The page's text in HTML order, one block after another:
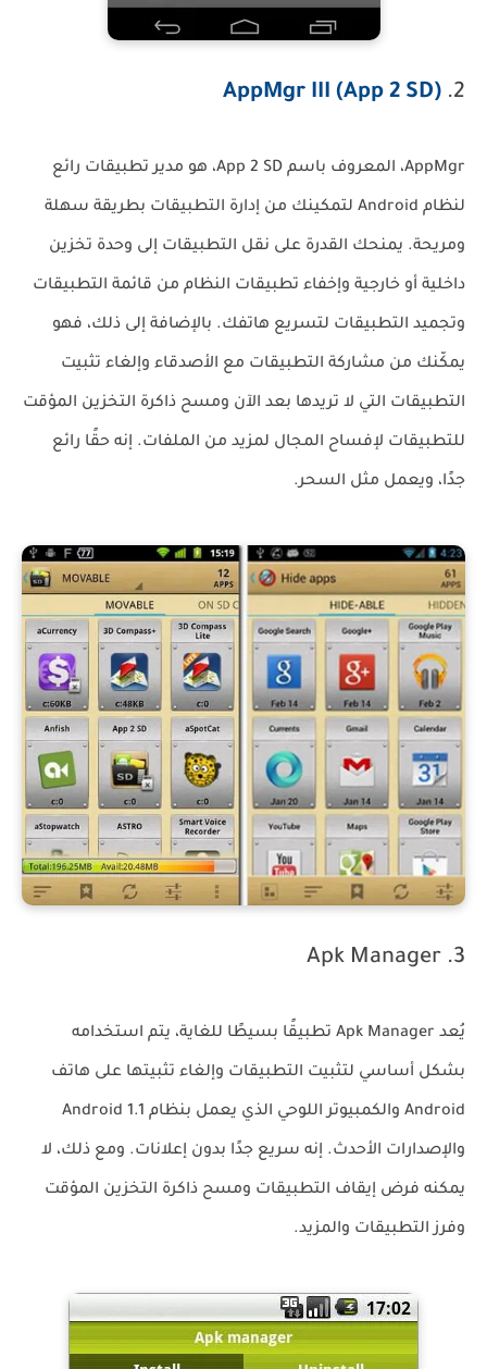
2.
AppMgr III (App 2 SD)
AppMgr، المعروف باسم App 2 SD، هو مدير تطبيقات رائع
لنظام Android لتمكينك من إدارة التطبيقات بطريقة سهلة
ومريحة. يمنحك القدرة على نقل التطبيقات إلى وحدة تخزين
داخلية أو خارجية وإخفاء تطبيقات النظام من قائمة التطبيقات
وتجميد التطبيقات لتسريع هاتفك. بالإضافة إلى ذلك، فهو
يمكّنك من مشاركة التطبيقات مع الأصدقاء وإلغاء تثبيت
التطبيقات التي لا تريدها بعد الآن ومسح ذاكرة التخزين المؤقت
للتطبيقات لإفساح المجال لمزيد من الملفات. إنه حقًا رائع
جدًا، ويعمل مثل السحر.
3. Apk Manager
يُعد Apk Manager تطبيقًا بسيطًا للغاية، يتم استخدامه
بشكل أساسي لتثبيت التطبيقات وإلغاء تثبيتها على هاتف
Android والكمبيوتر اللوحي الذي يعمل بنظام Android 1.1
والإصدارات الأحدث. إنه سريع جدًا بدون إعلانات. ومع ذلك، لا
يمكنه فرض إيقاف التطبيقات ومسح ذاكرة التخزين المؤقت
وفرز التطبيقات والمزيد.